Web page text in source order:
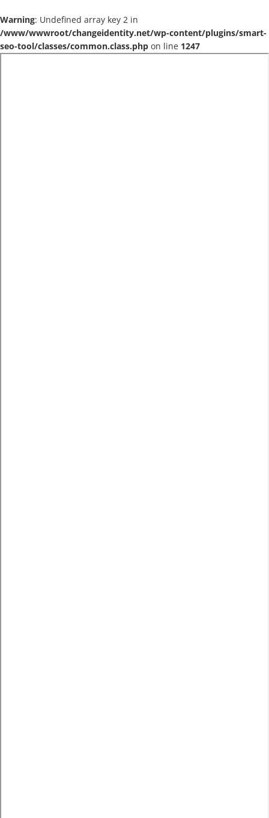
Warning: Undefined array key 2 in
/www/wwwroot/changeidentity.net/wp-content/plugins/smart-
seo-tool/classes/common.class.php on line 1247